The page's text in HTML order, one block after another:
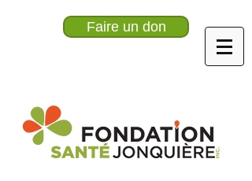
Faire un don